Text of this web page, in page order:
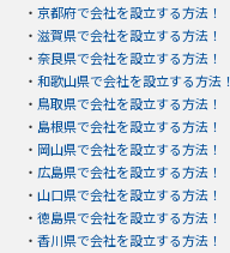
・ 京都府で会社を設立する方法！
・ 滋賀県で会社を設立する方法！
・ 奈良県で会社を設立する方法！
・ 和歌山県で会社を設立する方法！
・ 鳥取県で会社を設立する方法！
・ 島根県で会社を設立する方法！
・ 岡山県で会社を設立する方法！
・ 広島県で会社を設立する方法！
・ 山口県で会社を設立する方法！
・ 徳島県で会社を設立する方法！
・ 香川県で会社を設立する方法！